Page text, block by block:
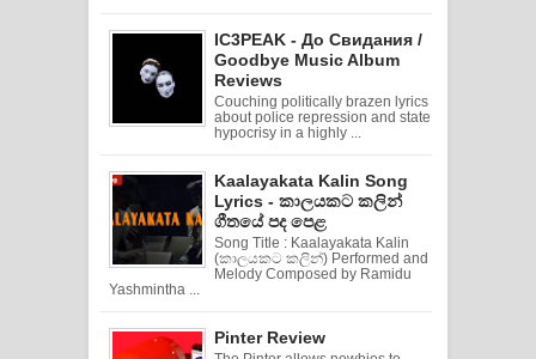
IC3PEAK - До Свидания /
Goodbye Music Album
Reviews
Couching politically brazen lyrics
about police repression and state
hypocrisy in a highly ...
Kaalayakata Kalin Song
Lyrics - කාලයකට කලින්
ගීතයේ පද පෙළ
Song Title : Kaalayakata Kalin
(කාලයකට කලින්) Performed and
Melody Composed by Ramidu
Yashmintha ...
Pinter Review